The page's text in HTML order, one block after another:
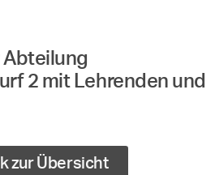
2 mit Lehrenden und
zur Übersicht